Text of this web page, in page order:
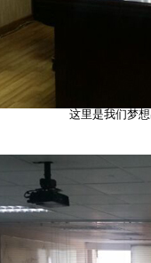
这里是我们梦